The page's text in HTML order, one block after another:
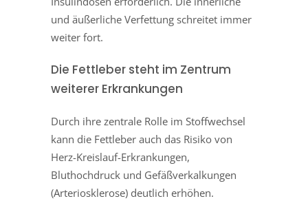
und äußerliche Verfettung schreitet immer
weiter fort.
Die Fettleber steht im Zentrum
weiterer Erkrankungen
Durch ihre zentrale Rolle im Stoffwechsel
kann die Fettleber auch das Risiko von
Herz-Kreislauf-Erkrankungen,
Bluthochdruck und Gefäßverkalkungen
(Arteriosklerose) deutlich erhöhen.